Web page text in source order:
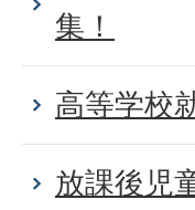
集！
高等学校
放課後児